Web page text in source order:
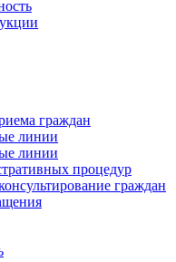
граждан
линии
линии
процедур
граждан